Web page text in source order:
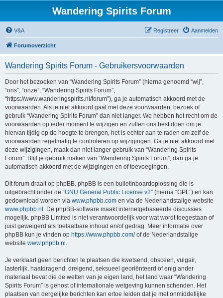
Wandering Spirits Forum
V&A Aanmelden
Registreer
Forumoverzicht
Wandering Spirits Forum - Gebruikersvoorwaarden
Door het bezoeken van “Wandering Spirits Forum” (hierna genoemd “wij”,
“ons”, “onze”, “Wandering Spirits Forum”,
“https://www.wanderingspirits.nl/forum”), ga je automatisch akkoord met de
voorwaarden. Als je niet akkoord gaat met deze voorwaarden, bezoek of
gebruik “Wandering Spirits Forum” dan niet langer. We hebben het recht om de
voorwaarden op ieder moment te wijzigen en zullen ons best doen om je
hiervan tijdig op de hoogte te brengen, het is echter aan te raden om zelf de
voorwaarden regelmatig te controleren op wijzigingen. Ga je niet akkoord met
deze wijzigingen, maak dan niet langer gebruik van “Wandering Spirits
Forum”. Blijf je gebruik maken van “Wandering Spirits Forum”, dan ga je
automatisch akkoord met de wijzigingen en of toevoegingen.
Dit forum draait op phpBB. phpBB is een bulletinboardoplossing die is
uitgebracht onder de “GNU General Public License v2” (hierna “GPL”) en kan
gedownload worden via www.phpbb.com en via de Nederlandstalige website
www.phpbb.nl . De phpBB-software maakt internetgebaseerde discussies
mogelijk. phpBB Limited is niet verantwoordelijk voor wat wordt toegestaan of
juist geweigerd als toelaatbare inhoud en/of gedrag. Meer informatie over
phpBB kun je vinden op https://www.phpbb.com/of de Nederlandstalige
website www.phpbb.nl .
Je verklaart geen berichten te plaatsen die kwetsend, obsceen, vulgair,
lasterlijk, haatdragend, dreigend, seksueel georiënteerd of enig ander
materiaal bevat die de wetten van je eigen land, het land waar “Wandering
Spirits Forum” is gehost of internationale wetgeving kunnen schenden. Het
plaatsen van dergelijke berichten kan ertoe leiden dat je met onmiddellijke